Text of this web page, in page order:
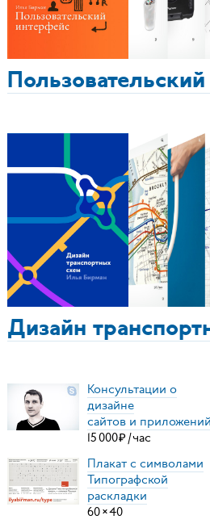
Дизайн
Консультации о
дизайне
сайтов и приложений
15000₽ /час
Плакат с символами
Типографской
раскладки
60×40